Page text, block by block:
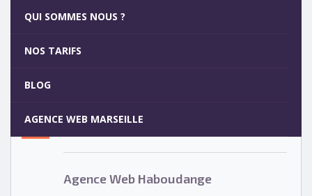
QUI SOMMES NOUS ?
NOS TARIFS
BLOG
AGENCE WEB MARSEILLE
Agence Web Haboudange
5
Votre site internet pour 29€
Agence Web Haboudange